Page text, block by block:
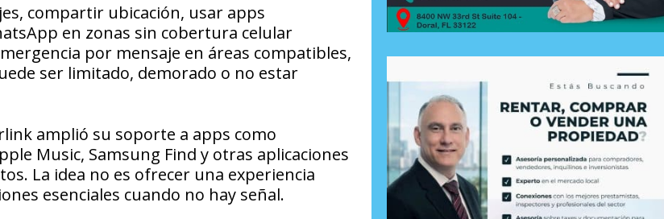
compartir ubicación, usar apps
en zonas sin cobertura celular
por mensaje en áreas compatibles,
ser limitado, demorado o no estar
amplió su soporte a apps como
Music, Samsung Find y otras aplicaciones
La idea no es ofrecer una experiencia
esenciales cuando no hay señal.